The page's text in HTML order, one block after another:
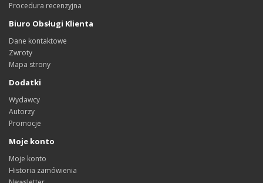
Procedura recenzyjna
Biuro Obsługi Klienta
Dane kontaktowe
Zwroty
Mapa strony
Dodatki
Wydawcy
Autorzy
Promocje
Moje konto
Moje konto
Historia zamówienia